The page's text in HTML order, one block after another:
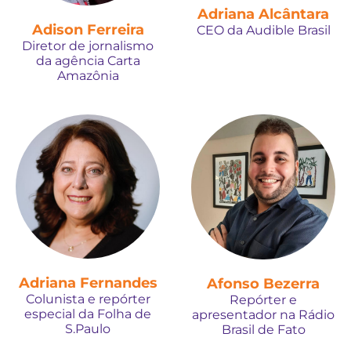
Adison Ferreira
Diretor de jornalismo
da agência Carta
Amazônia
Adriana Alcântara
CEO da Audible Brasil
Adriana Fernandes
Colunista e repórter
especial da Folha de
S.Paulo
Afonso Bezerra
Repórter e
apresentador na Rádio
Brasil de Fato